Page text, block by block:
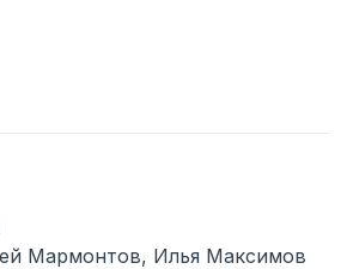
Мармонтов, Илья Максимов